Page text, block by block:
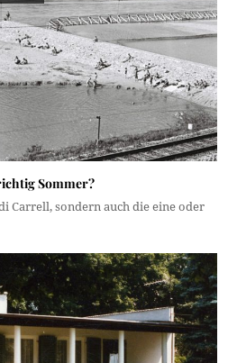
Sommer?
Carrell, sondern auch die eine oder